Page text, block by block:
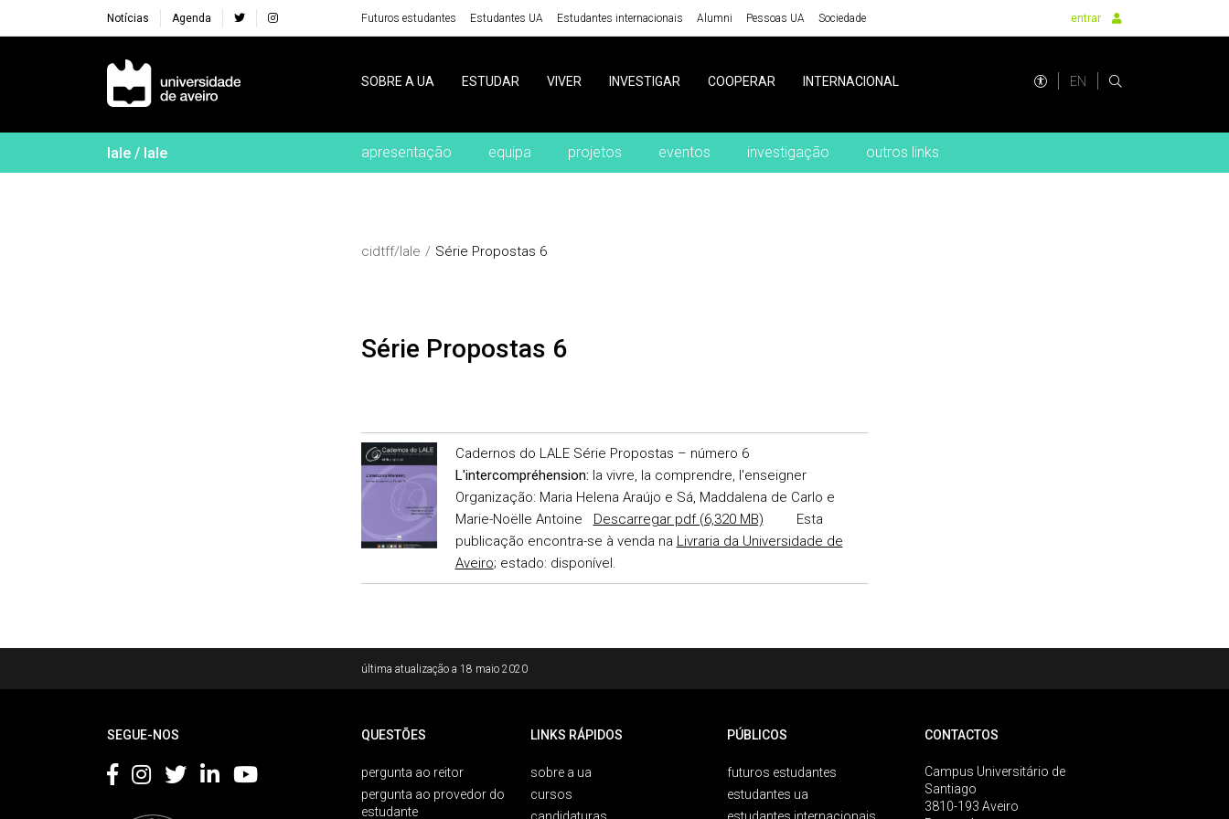
Notícias Agenda Futuros estudantes Estudantes UA Estudantes internacionais Alumni Pessoas UA Sociedade entrar
Navegação Principal
SOBRE A UA ESTUDAR VIVER INVESTIGAR COOPERAR INTERNACIONAL EN
lale / lale apresentação equipa projetos eventos investigação outros links
cidtff/lale Série Propostas 6
Série Propostas 6
Cadernos do LALE Série Propostas – número 6
L'intercompréhension: la vivre, la comprendre, l'enseigner
Organização: Maria Helena Araújo e Sá, Maddalena de Carlo e
Marie-Noëlle Antoine Descarregar pdf (6,320 MB) Esta
publicação encontra-se à venda na Livraria da Universidade de
Aveiro; estado: disponível.
última atualização a 18 maio 2020
SEGUE-NOS QUESTÕES
pergunta ao reitor
pergunta ao provedor do
estudante
LINKS RÁPIDOS
sobre a ua
cursos
PÚBLICOS
futuros estudantes
estudantes ua
CONTACTOS
Campus Universitário de
Santiago
3810-193 Aveiro